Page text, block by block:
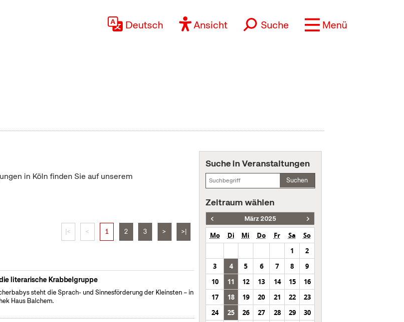
Deutsch Ansicht Suche Menü
in Köln finden Sie auf unserem
|< < 1 2 3 > >|
literarische Krabbelgruppe
steht die Sprach- und Sinnesförderung der Kleinsten – in
Haus Balchem.
Suche in Veranstaltungen
Suchen
Zeitraum wählen
März 2025
Mo Di Mi Do Fr Sa
So
1
2
3
4 5 6 7 8
9
10
11 12 13 14 15
16
17
18 19 20 21 22
23
24
25 26 27 28 29
30